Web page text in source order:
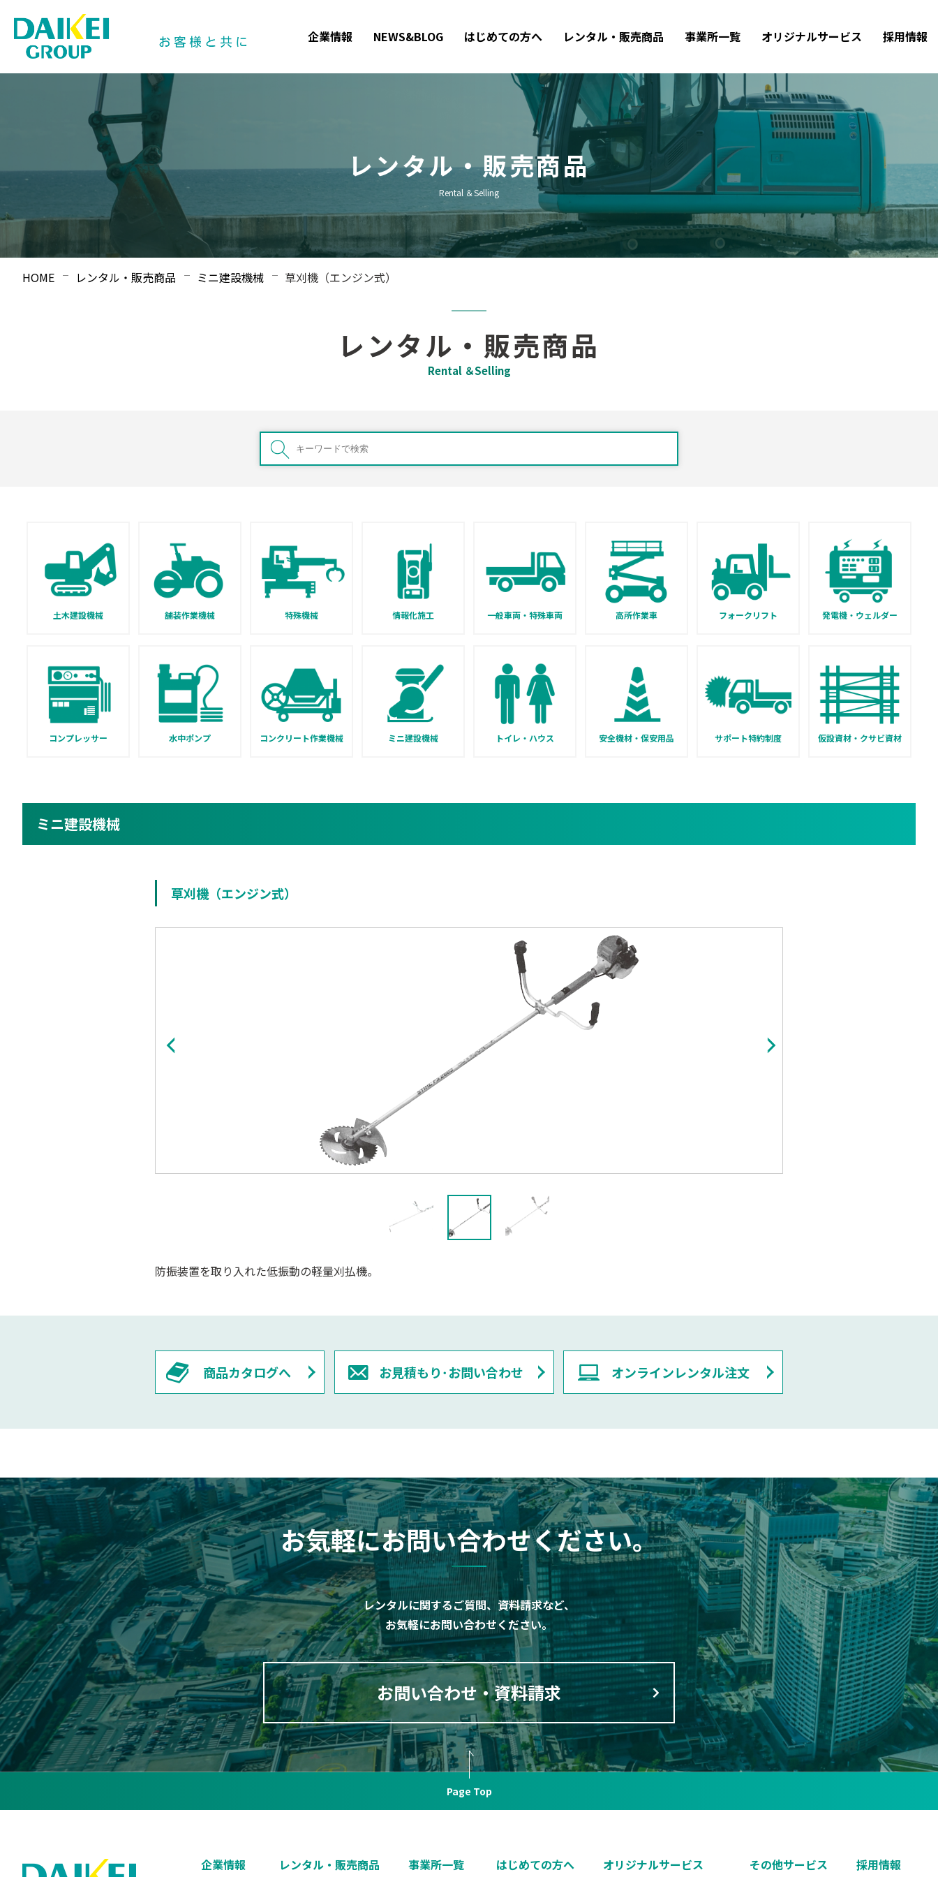
企業情報 NEWS&BLOG はじめての方へ レンタル・販売商品 事業所一覧 オリジナルサービス 採用情報
レンタル・販売商品
Rental ＆Selling
HOME レンタル・販売商品 ミニ建設機械 草刈機（エンジン式）
レンタル・販売商品
Rental ＆Selling
土木建設機械 舗装作業機械 特殊機械 情報化施工 一般車両・特殊車両 高所作業車 フォークリフト 発電機・ウェルダー
コンプレッサー 水中ポンプ コンクリート作業機械 ミニ建設機械 トイレ・ハウス 安全機材・保安用品 サポート特約制度 仮設資材・クサビ資材
ミニ建設機械
草刈機（エンジン式）
防振装置を取り入れた低振動の軽量刈払機。
商品カタログへ お見積もり･お問い合わせ オンラインレンタル注文
お気軽にお問い合わせください。
レンタルに関するご質問、資料請求など、
お気軽にお問い合わせください。
お問い合わせ・資料請求
Page Top
企業情報 レンタル・販売商品 事業所一覧 はじめての方へ オリジナルサービス その他サービス 採用情報